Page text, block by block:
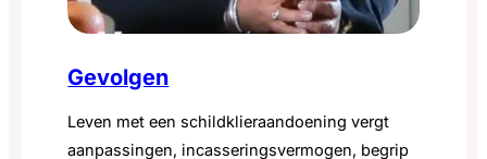
Gevolgen
Leven met een schildklieraandoening vergt
aanpassingen, incasseringsvermogen, begrip